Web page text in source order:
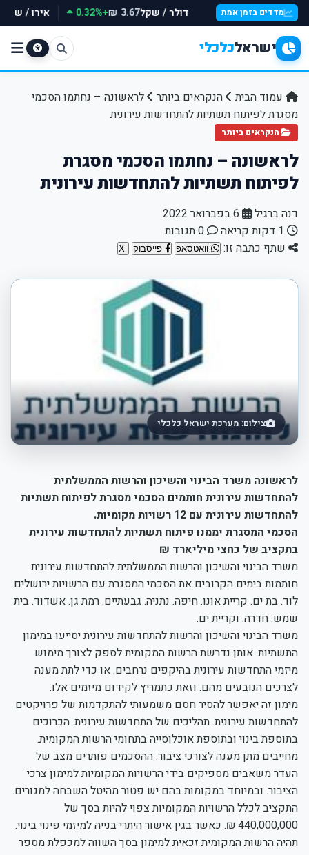
מדדים בזמן אמת דולר / שקל3.67 ₪
+0.32% אירו / שקל
ישראלכלכלי
עמוד הבית הנקראים ביותר
לראשונה – נחתמו הסכמי
מסגרת לפיתוח תשתיות להתחדשות עירונית
הנקראים ביותר
לראשונה – נחתמו הסכמי מסגרת
לפיתוח תשתיות להתחדשות עירונית
דנה ברגיל
שתף כתבה זו:
וואטסאפ פייסבוק
צילום: מערכת ישראל כלכלי
לראשונה משרד הבינוי והשיכון והרשות הממשלתית
להתחדשות עירונית חותמים הסכמי מסגרת לפיתוח תשתיות
להתחדשות עירונית עם 12 רשויות מקומיות.
הסכמי המסגרת יממנו פיתוח תשתיות להתחדשות עירונית
בתקציב של כחצי מיליארד ₪
משרד הבינוי והשיכון והרשות הממשלתית להתחדשות עירונית
חותמות בימים הקרובים את הסכמי המסגרת עם הרשויות ירושלים.
לוד. בת ים. קריית אונו. חיפה. נתניה. גבעתיים. רמת גן. אשדוד. בית
שמש. חדרה. וקריית ים.
משרד הבינוי והשיכון והרשות להתחדשות עירונית יסייעו במימון
התשתיות. אותן נדרשת הרשות המקומית לספק לצורך מימוש
מיזמי התחדשות עירונית בהיקפים נרחבים. או כדי לתת מענה
לצרכים הנובעים מהם. וזאת כתמריץ לקידום מיזמים אלו.
מימון זה יאפשר להסיר חסם משמעותי להתקדמות של פרויקטים
להתחדשות עירונית. תהליכים של התחדשות עירונית. הכרוכים
בתוספת בינוי ובתוספת אוכלוסייה בתחומי הרשות המקומית.
מחייבים מתן מענה לצורכי ציבור. ההסכמים פותרים מצב של
העדר משאבים מספיקים בידי הרשויות המקומיות למימון צרכי
הציבור. ובמיוחד במקומות בהם יש פטור מהיטל השבחה למגורים.
התקציב לכלל הרשויות המקומיות צפוי להיות בסך של
440,000,000 ₪. כאשר בגין אישור היתרי בנייה למיזמי פינוי בינוי.
תהיה הרשות המקומית זכאית למימון בסך השווה למכפלת מספר